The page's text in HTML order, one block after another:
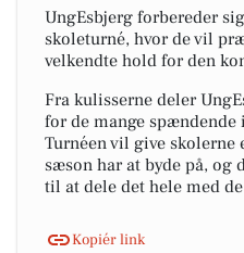
UngEsbjerg forbereder
skoleturné, hvor de vil
velkendte hold for den
Fra kulisserne deler
for de mange spændende
Turnéen vil give
sæson har at byde på, og
til at dele det hele med
Kopiér link